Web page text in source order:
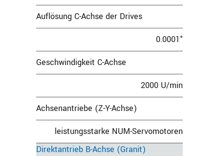
Auflösung C-Achse der Drives
0.0001°
Geschwindigkeit C-Achse
2000 U/min
Achsenantriebe (Z-Y-Achse)
leistungsstarke NUM-Servomotoren
Direktantrieb B-Achse (Granit)